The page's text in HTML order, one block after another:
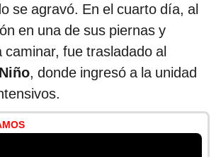
se agravó. En el cuarto día, al
en una de sus piernas y
caminar, fue trasladado al
, donde ingresó a la unidad